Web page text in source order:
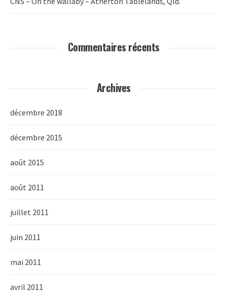
Commentaires récents
Archives
décembre 2018
décembre 2015
août 2015
août 2011
juillet 2011
juin 2011
mai 2011
avril 2011